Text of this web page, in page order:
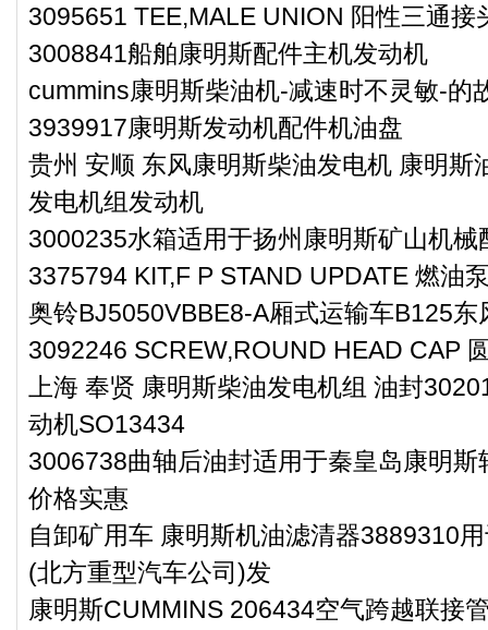
3095651 TEE,MALE UNION 阳性三通接
3008841船舶康明斯配件主机发动机
cummins康明斯柴油机-减速时不灵敏-的
3939917康明斯发动机配件机油盘
贵州 安顺 东风康明斯柴油发电机 康明斯
发电机组发动机
3000235水箱适用于扬州康明斯矿山机
3375794 KIT,F P STAND UPDATE 燃油
奥铃BJ5050VBBE8-A厢式运输车B125东
3092246 SCREW,ROUND HEAD CAP
上海 奉贤 康明斯柴油发电机组 油封
动机SO13434
3006738曲轴后油封适用于秦皇岛康明
价格实惠
自卸矿用车 康明斯机油滤清器3889310
(北方重型汽车公司)发
康明斯CUMMINS 206434空气跨越联接